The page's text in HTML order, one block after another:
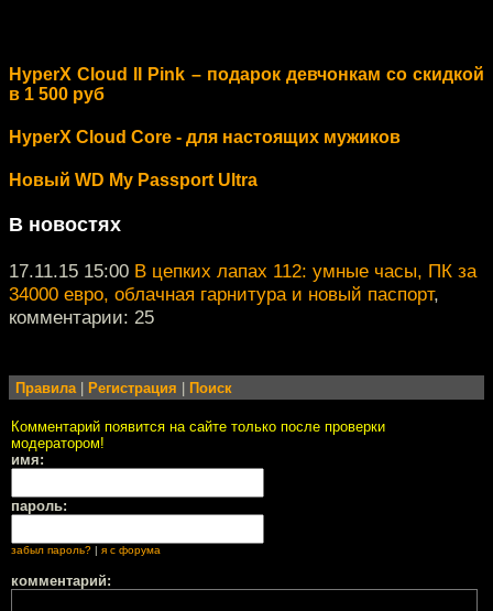
HyperX Cloud II Pink – подарок девчонкам со скидкой
в 1 500 руб
HyperX Cloud Core - для настоящих мужиков
Новый WD My Passport Ultra
В новостях
17.11.15 15:00 В цепких лапах 112: умные часы, ПК за
34000 евро, облачная гарнитура и новый паспорт,
комментарии: 25
Правила| Регистрация Поиск
Комментарий появится на сайте только после проверки
модератором!
имя:
пароль:
забыл пароль? | я с форума
комментарий: